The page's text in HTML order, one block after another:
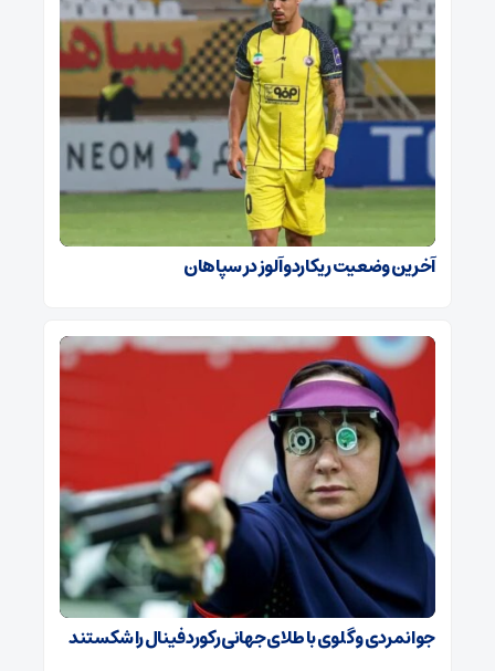
آخرین وضعیت ریکاردو آلوز در سپاهان
جوانمردی و گلوی با طلای جهانی رکورد فینال را شکستند